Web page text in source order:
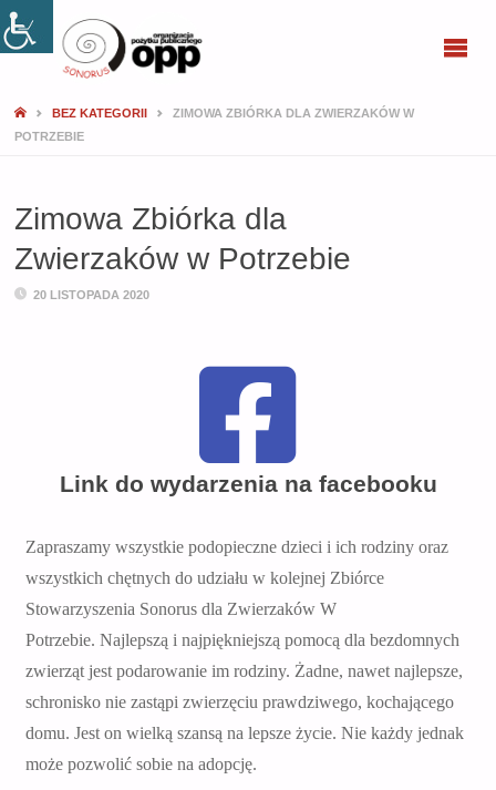
BEZ KATEGORII
ZIMOWA ZBIÓRKA DLA ZWIERZAKÓW W
POTRZEBIE
Zimowa Zbiórka dla
Zwierzaków w Potrzebie
20 LISTOPADA 2020
Link do wydarzenia na facebooku
Zapraszamy wszystkie podopieczne dzieci i ich rodziny oraz
wszystkich chętnych do udziału w kolejnej Zbiórce
Stowarzyszenia Sonorus dla Zwierzaków W
Potrzebie. Najlepszą i najpiękniejszą pomocą dla bezdomnych
zwierząt jest podarowanie im rodziny. Żadne, nawet najlepsze,
schronisko nie zastąpi zwierzęciu prawdziwego, kochającego
domu. Jest on wielką szansą na lepsze życie. Nie każdy jednak
może pozwolić sobie na adopcję.